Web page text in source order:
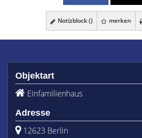
Notizblock () merken
Objektart
Einfamilienhaus
Adresse
12623 Berlin